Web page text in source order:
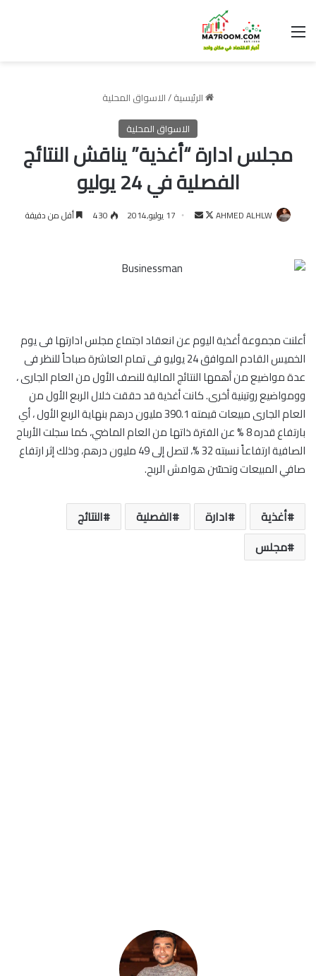
القائمة
الرئيسية/الاسواق المحلية
الاسواق المحلية
مجلس ادارة “أغذية” يناقش النتائج
الفصلية في 24 يوليو
AHMED ALHLW
تابعأرسل 17 يوليو,2014 430 أقل من دقيقة
أعلنت مجموعة أغذية اليوم عن انعقاد اجتماع مجلس ادارتها فى يوم
الخميس القادم الموافق 24 يوليو فى تمام العاشرة صباحاً للنظر فى
عدة مواضيع من أهمها النتائج المالية للنصف الأول من العام الجارى ،
وومواضيع روتينية أخرى. كانت أغذية قد حققت خلال الربع الأول من
العام الجارى مبيعات قيمته 390.1 مليون درهم بنهاية الربع الأول ، أي
بارتفاع قدره 8 % عن الفترة ذاتها من العام الماضي، كما سجلت الأرباح
الصافية ارتفاعاً نسبته 32 %، لتصل إلى 49 مليون درهم، وذلك إثر ارتفاع
صافي المبيعات وتحسّن هوامش الربح.
أغذية ادارة الفصلية
النتائج
مجلس